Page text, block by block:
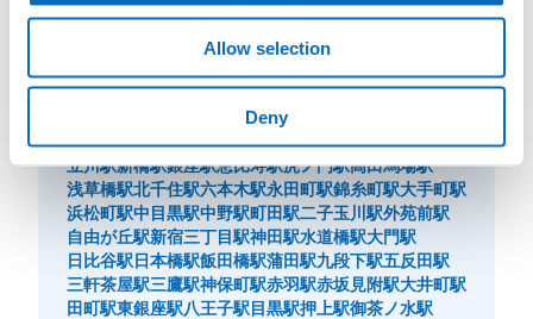
Allow selection
Deny
東京都周辺の駅一覧
池袋駅品川駅
秋葉原駅浅草駅表参道駅吉祥寺駅新大久保駅有楽町駅
立川駅新橋駅銀座駅恵比寿駅虎ノ門駅高田馬場駅
浅草橋駅北千住駅六本木駅永田町駅錦糸町駅大手町駅
浜松町駅中目黒駅中野駅町田駅二子玉川駅外苑前駅
自由が丘駅新宿三丁目駅神田駅水道橋駅大門駅
日比谷駅日本橋駅飯田橋駅蒲田駅九段下駅五反田駅
三軒茶屋駅三鷹駅神保町駅赤羽駅赤坂見附駅大井町駅
田町駅東銀座駅八王子駅目黒駅押上駅御茶ノ水駅